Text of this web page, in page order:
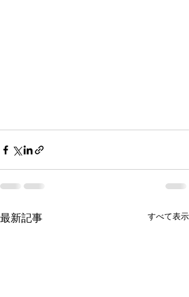
最新記事 すべて表示